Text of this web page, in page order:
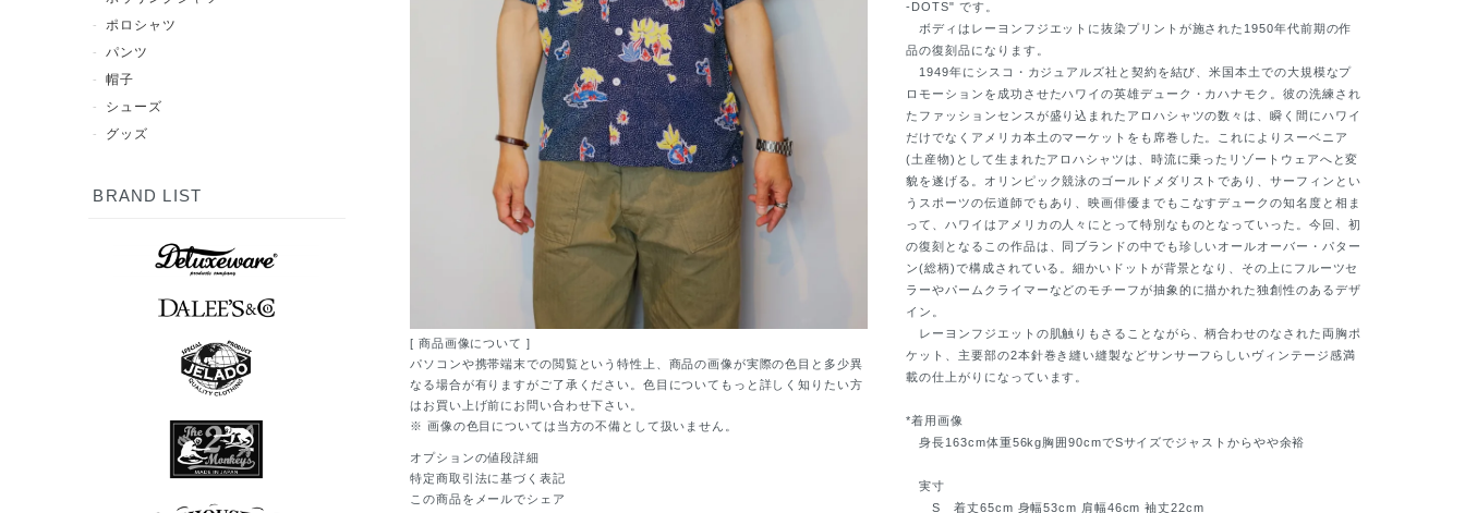
[ 商品画像について ]
パソコンや携帯端末での閲覧という特性上、商品の画像が実際の色目と多少異
なる場合が有りますがご了承ください。色目についてもっと詳しく知りたい方
はお買い上げ前にお問い合わせ下さい。
※ 画像の色目については当方の不備として扱いません。
オプションの値段詳細
特定商取引法に基づく表記
この商品をメールでシェア
-DOTS" です。
ボディはレーヨンフジエットに抜染プリントが施された1950年代前期の作
品の復刻品になります。
1949年にシスコ・カジュアルズ社と契約を結び、米国本土での大規模なプ
ロモーションを成功させたハワイの英雄デューク・カハナモク。彼の洗練され
たファッションセンスが盛り込まれたアロハシャツの数々は、瞬く間にハワイ
だけでなくアメリカ本土のマーケットをも席巻した。これによりスーベニア
(土産物)として生まれたアロハシャツは、時流に乗ったリゾートウェアへと変
貌を遂げる。オリンピック競泳のゴールドメダリストであり、サーフィンとい
うスポーツの伝道師でもあり、映画俳優までもこなすデュークの知名度と相ま
って、ハワイはアメリカの人々にとって特別なものとなっていった。今回、初
の復刻となるこの作品は、同ブランドの中でも珍しいオールオーバー・パター
ン(総柄)で構成されている。細かいドットが背景となり、その上にフルーツセ
ラーやパームクライマーなどのモチーフが抽象的に描かれた独創性のあるデザ
イン。
レーヨンフジエットの肌触りもさることながら、柄合わせのなされた両胸ポ
ケット、主要部の2本針巻き縫い縫製などサンサーフらしいヴィンテージ感満
載の仕上がりになっています。
*着用画像
身長163cm体重56kg胸囲90cmでSサイズでジャストからやや余裕
実寸
S 着丈65cm 身幅53cm 肩幅46cm 袖丈22cm
ポロシャツ
パンツ
帽子
シューズ
グッズ
BRAND LIST
アウター
ベスト
Tシャツ
7分袖Tシャツ
ロンT
半袖シャツ
長袖シャツ
ポロシャツ
スウェット
ニット
パンツ
帽子
シューズ
グッズ
シューズ
アウター
パンツ
長袖シャツ
Tシャツ